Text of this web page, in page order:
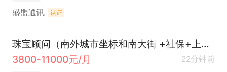
盛盟通讯 认证
珠宝顾问（南外城市坐标和南大街 +社保+上半天休半天）
3800-11000元/月
22分钟前